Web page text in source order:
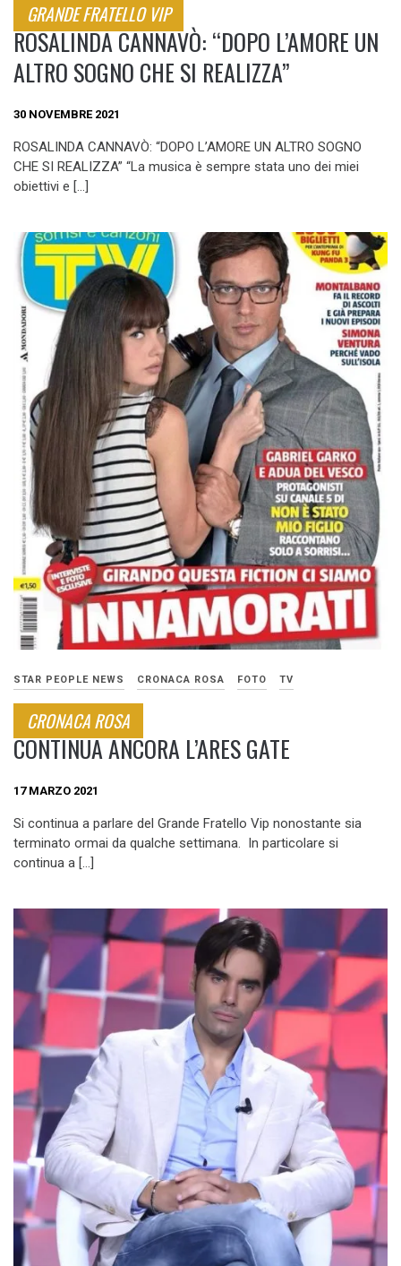
GRANDE FRATELLO VIP
ROSALINDA CANNAVÒ: “DOPO L’AMORE UN
ALTRO SOGNO CHE SI REALIZZA”
30 NOVEMBRE 2021
ROSALINDA CANNAVÒ: “DOPO L’AMORE UN ALTRO SOGNO
CHE SI REALIZZA” “La musica è sempre stata uno dei miei
obiettivi e […]
STAR PEOPLE NEWS CRONACA ROSA FOTO TV
CRONACA ROSA
CONTINUA ANCORA L’ARES GATE
17 MARZO 2021
Si continua a parlare del Grande Fratello Vip nonostante sia
terminato ormai da qualche settimana. In particolare si
continua a […]